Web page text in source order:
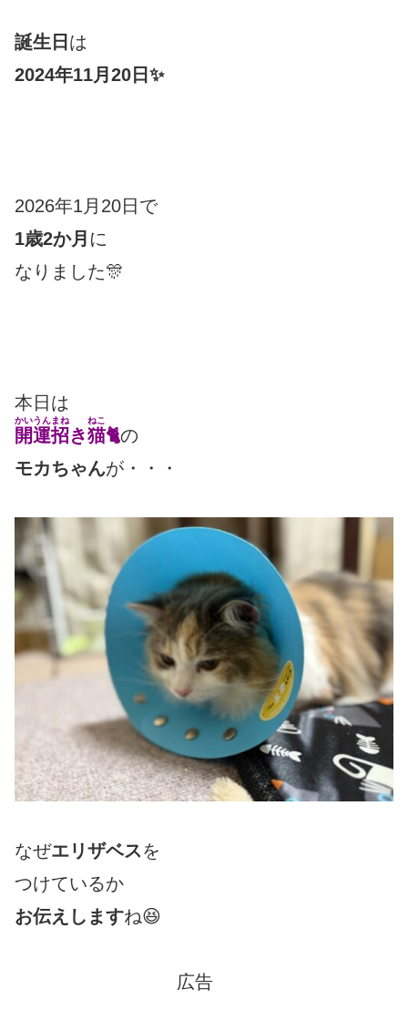
誕生日 は
2024年11月20日✨
2026年1月20日で
1歳2か月 に
なりました🎊
本日は
開運招
かいうんまね
き猫
ねこ
🐈の
モカちゃんが・・・
なぜエリザベスを
つけているか
お伝えしますね😆
広告